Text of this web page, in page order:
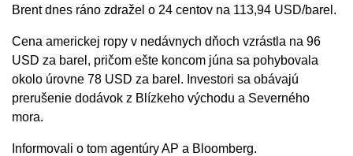
Brent dnes ráno zdražel o 24 centov na 113,94 USD/barel.
Cena americkej ropy v nedávnych dňoch vzrástla na 96
USD za barel, pričom ešte koncom júna sa pohybovala
okolo úrovne 78 USD za barel. Investori sa obávajú
prerušenie dodávok z Blízkeho východu a Severného
mora.
Informovali o tom agentúry AP a Bloomberg.